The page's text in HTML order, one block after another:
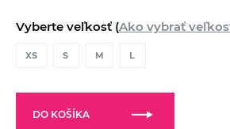
Vyberte veľkosť (Ako vybrať
XS S M L
DO KOŠÍKA